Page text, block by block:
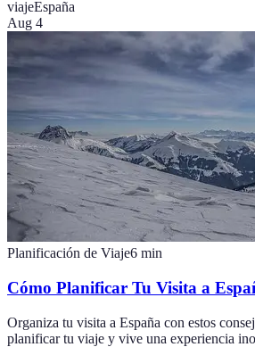
viajeEspaña
Aug 4
Planificación de Viaje6 min
Cómo Planificar Tu Visita a
Organiza tu visita a España con estos
planificar tu viaje y vive una experiencia